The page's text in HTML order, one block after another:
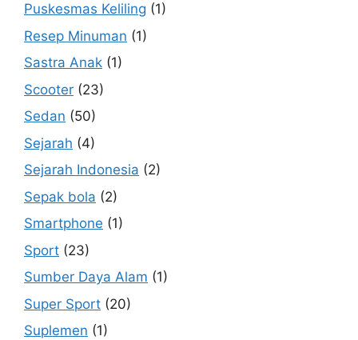
Puskesmas Keliling (1)
Resep Minuman (1)
Sastra Anak (1)
Scooter (23)
Sedan (50)
Sejarah (4)
Sejarah Indonesia (2)
Sepak bola (2)
Smartphone (1)
Sport (23)
Sumber Daya Alam (1)
Super Sport (20)
Suplemen (1)